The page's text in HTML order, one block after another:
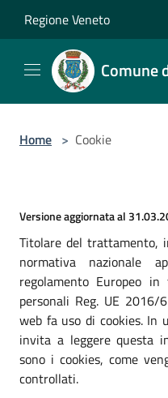
Regione Veneto
Comune
Home > Cookie
Versione aggiornata al
Titolare del trattamento,
normativa nazionale
regolamento Europeo
personali Reg. UE 2016/
web fa uso di cookies. In
invita a leggere questa
sono i cookies, come
controllati.